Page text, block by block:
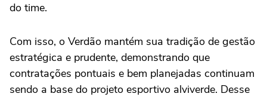
do time.
Com isso, o Verdão mantém sua tradição de gestão
estratégica e prudente, demonstrando que
contratações pontuais e bem planejadas continuam
sendo a base do projeto esportivo alviverde. Desse